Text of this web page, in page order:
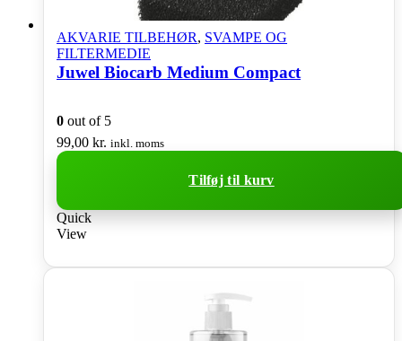
AKVARIE TILBEHØR, SVAMPE OG
FILTERMEDIE
Juwel Biocarb Medium Compact
0 out of 5
99,00 kr. inkl. moms
Tilføj til kurv
Quick
View